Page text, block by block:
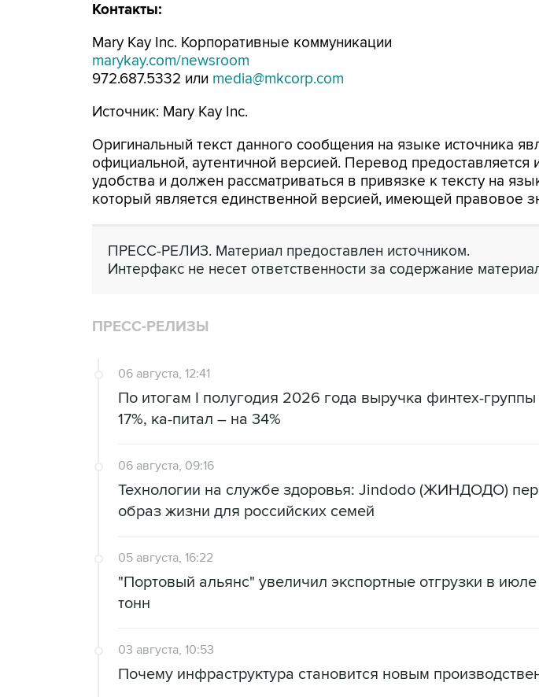
Контакты:
Mary Kay Inc. Корпоративные коммуникации
marykay.com/newsroom
972.687.5332 или media@mkcorp.com
Источник: Mary Kay Inc.
Оригинальный текст данного сообщения на языке источника
официальной, аутентичной версией. Перевод предоставляется
удобства и должен рассматриваться в привязке к тексту на
который является единственной версией, имеющей правовое
ПРЕСС-РЕЛИЗ. Материал предоставлен источником.
Интерфакс не несет ответственности за содержание
ПРЕСС-РЕЛИЗЫ
06 августа, 12:41
По итогам I полугодия 2026 года выручка финтех-
17%, ка-питал – на 34%
06 августа, 09:16
Технологии на службе здоровья: Jindodo (ЖИНДОДО)
образ жизни для российских семей
05 августа, 16:22
"Портовый альянс" увеличил экспортные отгрузки в июле
тонн
03 августа, 10:53
Почему инфраструктура становится новым